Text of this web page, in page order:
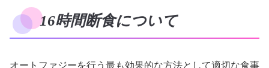
16時間断食について
オートファジーを行う最も効果的な方法として適切な食事